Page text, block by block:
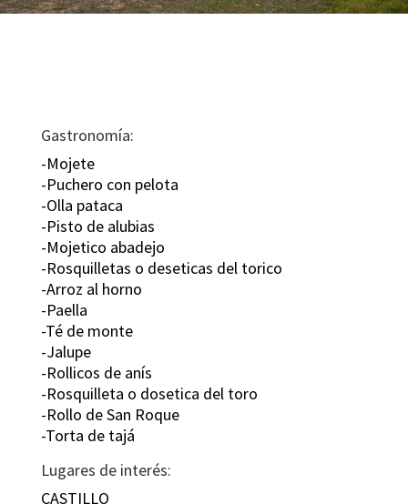
Gastronomía:
-Mojete
-Puchero con pelota
-Olla pataca
-Pisto de alubias
-Mojetico abadejo
-Rosquilletas o deseticas del torico
-Arroz al horno
-Paella
-Té de monte
-Jalupe
-Rollicos de anís
-Rosquilleta o dosetica del toro
-Rollo de San Roque
-Torta de tajá
Lugares de interés:
CASTILLO